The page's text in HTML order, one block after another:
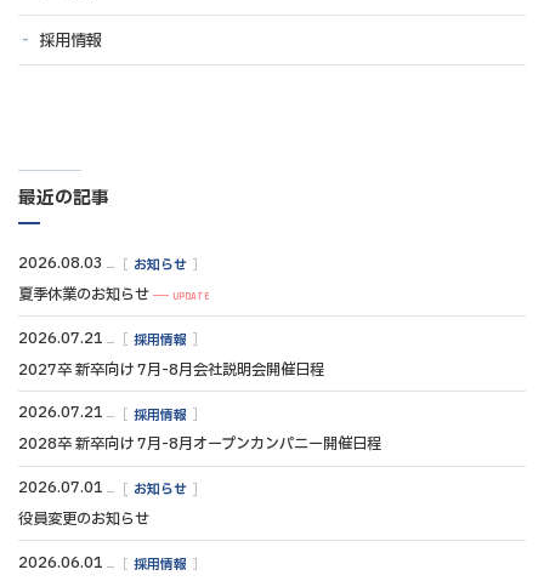
採用情報
最近の記事
2026.08.03 お知らせ
夏季休業のお知らせ UPDATE
2026.07.21 採用情報
2027卒 新卒向け 7月-8月会社説明会開催日程
2026.07.21
採用情報
2028卒 新卒向け 7月-8月オープンカンパニー開催日程
2026.07.01
お知らせ
役員変更のお知らせ
2026.06.01
採用情報